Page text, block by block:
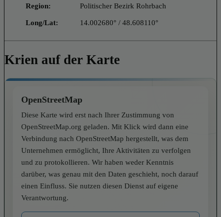
Region: Politischer Bezirk Rohrbach
Long/Lat: 14.002680° / 48.608110°
Krien auf der Karte
OpenStreetMap
Diese Karte wird erst nach Ihrer Zustimmung von
OpenStreetMap.org geladen. Mit Klick wird dann eine
Verbindung nach OpenStreetMap hergestellt, was dem
Unternehmen ermöglicht, Ihre Aktivitäten zu verfolgen
und zu protokollieren. Wir haben weder Kenntnis
darüber, was genau mit den Daten geschieht, noch darauf
einen Einfluss. Sie nutzen diesen Dienst auf eigene
Verantwortung.